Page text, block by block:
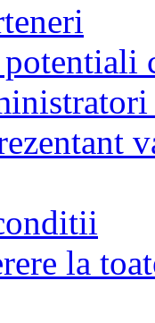
potentiali
la